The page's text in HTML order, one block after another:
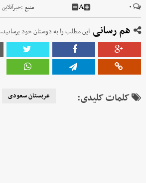
۰ A منبع :خبرآنلاین
هم رسانی این مطلب را به دوستان خود برسانید.
کلمات کلیدی: عربستان سعودی